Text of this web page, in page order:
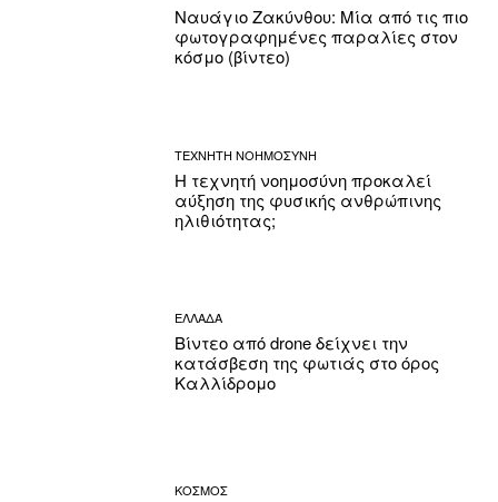
Ναυάγιο Ζακύνθου: Μία από τις πιο
φωτογραφημένες παραλίες στον
κόσμο (βίντεο)
ΤΕΧΝΗΤΗ ΝΟΗΜΟΣΥΝΗ
Η τεχνητή νοημοσύνη προκαλεί
αύξηση της φυσικής ανθρώπινης
ηλιθιότητας;
ΕΛΛΑΔΑ
Βίντεο από drone δείχνει την
κατάσβεση της φωτιάς στο όρος
Καλλίδρομο
ΚΟΣΜΟΣ